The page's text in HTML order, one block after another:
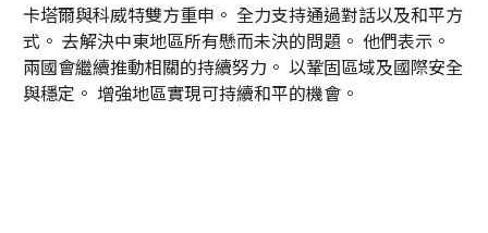
卡塔爾與科威特雙方重申。 全力支持通過對話以及和平方
式。 去解決中東地區所有懸而未決的問題。 他們表示。
兩國會繼續推動相關的持續努力。 以鞏固區域及國際安全
與穩定。 增強地區實現可持續和平的機會。